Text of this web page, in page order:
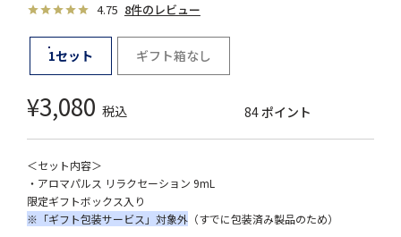
4.75 8件のレビュー
1セット ギフト箱なし
¥3,080 税込 84ポイント
＜セット内容＞
・アロマパルス リラクセーション 9mL
限定ギフトボックス入り
※「ギフト包装サービス」対象外 （すでに包装済み製品のため）